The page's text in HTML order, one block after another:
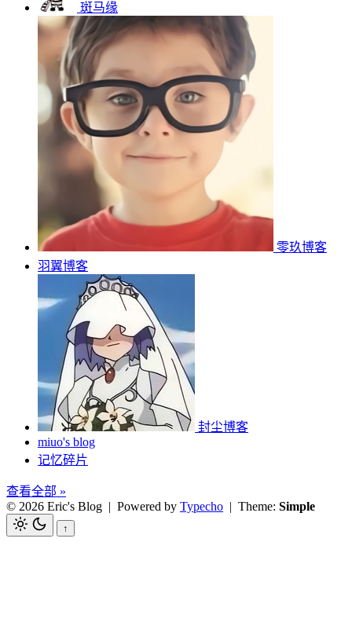
斑马缘
零玖博客
羽翼博客
封尘博客
miuo's blog
记忆碎片
查看全部 »
© 2026 Eric's Blog | Powered by Typecho | Theme: Simple
↑